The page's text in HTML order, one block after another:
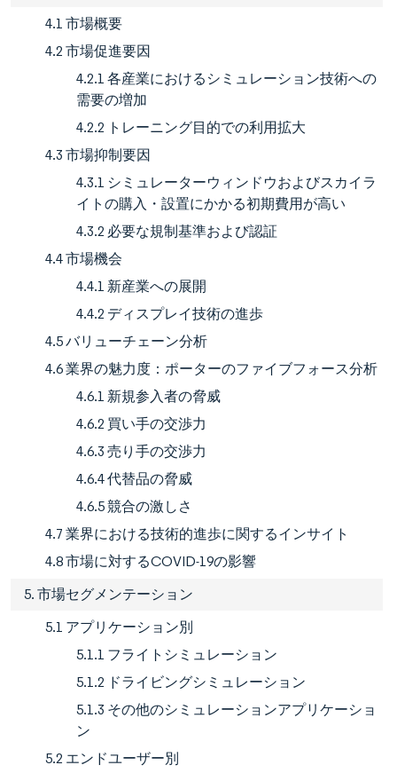
4.1 市場概要
4.2 市場促進要因
4.2.1 各産業におけるシミュレーション技術への
需要の増加
4.2.2 トレーニング目的での利用拡大
4.3 市場抑制要因
4.3.1 シミュレーターウィンドウおよびスカイラ
イトの購入・設置にかかる初期費用が高い
4.3.2 必要な規制基準および認証
4.4 市場機会
4.4.1 新産業への展開
4.4.2 ディスプレイ技術の進歩
4.5 バリューチェーン分析
4.6 業界の魅力度：ポーターのファイブフォース分析
4.6.1 新規参入者の脅威
4.6.2 買い手の交渉力
4.6.3 売り手の交渉力
4.6.4 代替品の脅威
4.6.5 競合の激しさ
4.7 業界における技術的進歩に関するインサイト
4.8 市場に対するCOVID-19の影響
5. 市場セグメンテーション
5.1 アプリケーション別
5.1.1 フライトシミュレーション
5.1.2 ドライビングシミュレーション
5.1.3 その他のシミュレーションアプリケーショ
ン
5.2 エンドユーザー別